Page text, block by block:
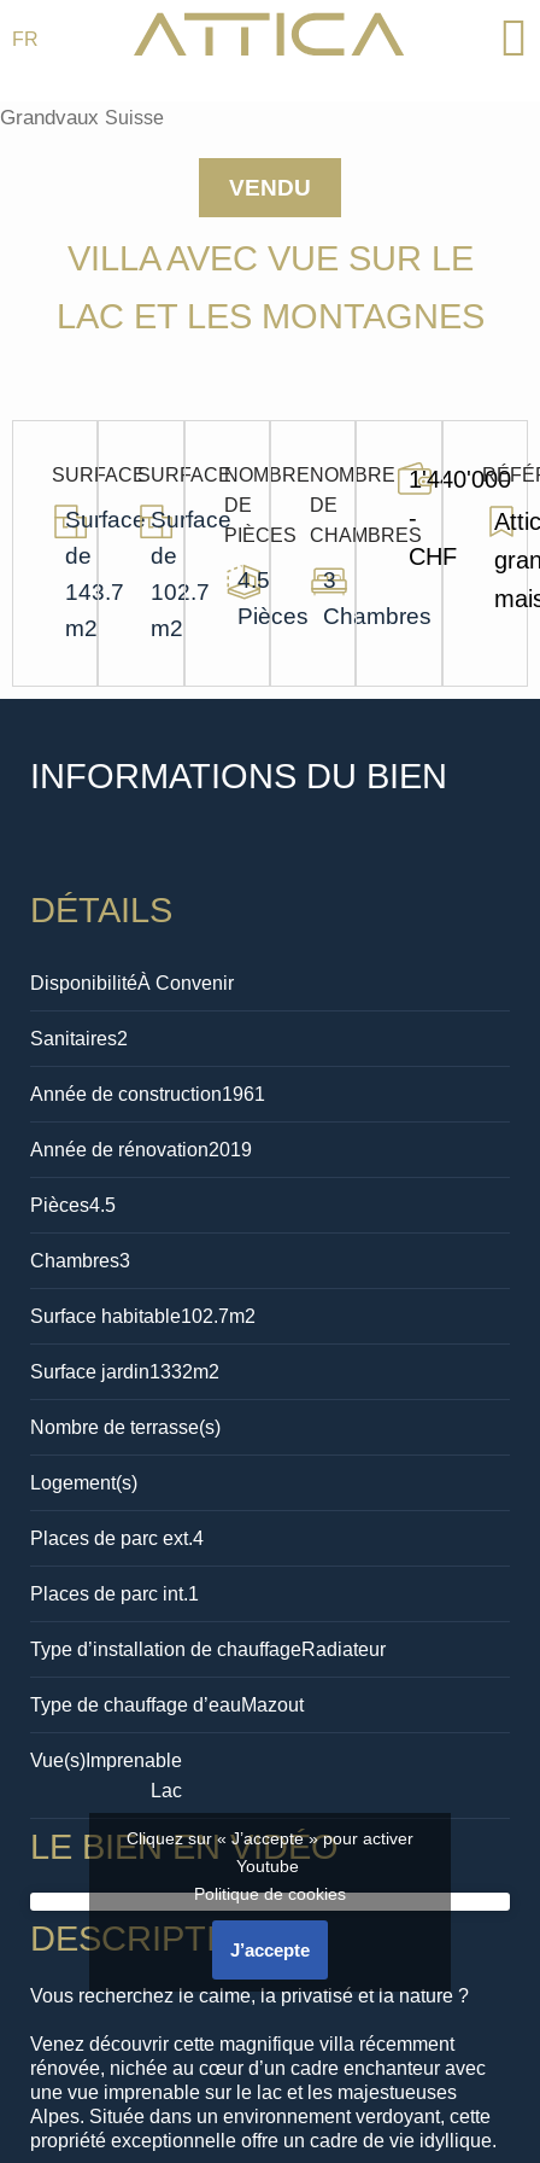
contenu
FR
Grandvaux Suisse
VENDU
VILLA AVEC VUE SUR LE
LAC ET LES MONTAGNES
SURFACE
Surface
de
143.7
m2
SURFACE
Surface
de
102.7
m2
NOMBRE
DE
PIÈCES
4.5
Pièces
NOMBRE
DE
CHAMBRES
3
Chambres
1'440'000
-
CHF
INFORMATIONS DU BIEN
DÉTAILS
DisponibilitéÀ Convenir
Sanitaires2
Année de construction1961
Année de rénovation2019
Pièces4.5
Chambres3
Surface habitable102.7m2
Surface jardin1332m2
Nombre de terrasse(s)
Logement(s)
Places de parc ext.4
Places de parc int.1
Type d’installation de chauffageRadiateur
Type de chauffage d’eauMazout
Vue(s) Imprenable
Lac
LE BIEN EN VIDÉO
Cliquez sur « J’accepte » pour activer
Youtube
Politique de cookies
J’accepte
DESCRIPTION
Vous recherchez le calme, la privatisé et la nature ?
Venez découvrir cette magnifique villa récemment
rénovée, nichée au cœur d’un cadre enchanteur avec
une vue imprenable sur le lac et les majestueuses
Alpes. Située dans un environnement verdoyant, cette
propriété exceptionnelle offre un cadre de vie idyllique.